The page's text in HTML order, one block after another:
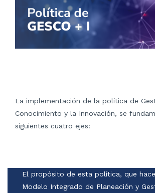
La implementación de la política de
Conocimiento y la Innovación, se
siguientes cuatro ejes:
El propósito de esta política, que
Modelo Integrado de Planeación y